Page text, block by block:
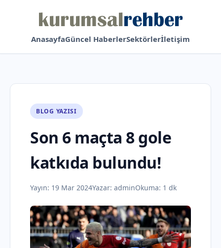
AnasayfaGüncel HaberlerSektörlerİletişim
BLOG YAZISI
Son 6 maçta 8 gole
katkıda bulundu!
Yayın: 19 Mar 2024Yazar: adminOkuma: 1 dk